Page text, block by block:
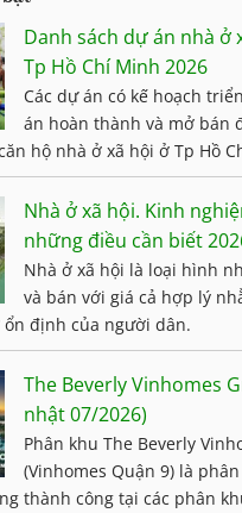
Danh sách dự án nhà ở
Tp Hồ Chí Minh 2026
Các dự án có kế hoạch
án hoàn thành và mở bán
hộ nhà ở xã hội ở Tp Hồ
Nhà ở xã hội. Kinh
những điều cần biết
Nhà ở xã hội là loại hình
và bán với giá cả hợp lý
ổn định của người dân.
The Beverly Vinhomes
nhật 07/2026)
Phân khu The Beverly
(Vinhomes Quận 9) là
thành công tại các phân